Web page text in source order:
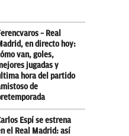
– Real
en directo hoy:
van, goles,
jugadas y
hora del partido
de
Espí se estrena
el Real Madrid: así